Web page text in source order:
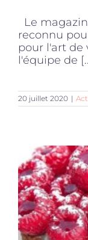
Le
reconnu
pour l'art de
l'équipe de
20 juillet 2020 |